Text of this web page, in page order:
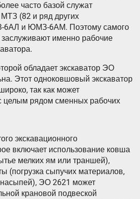
часто базой служат
(82 и ряд других
6АЛ и ЮМЗ-6АМ. Поэтому самого
именно рабочие
обладает экскаватор ЭО
Этот одноковшовый экскаватор
так как может
целым рядом сменных рабочих
экскавационного
включает использование ковша
мелких ям или траншей),
(погрузка сыпучих материалов,
ЭО 2621 может
крановой подвеской